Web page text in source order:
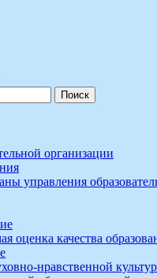
организации
управления
оценка качества
нравственной